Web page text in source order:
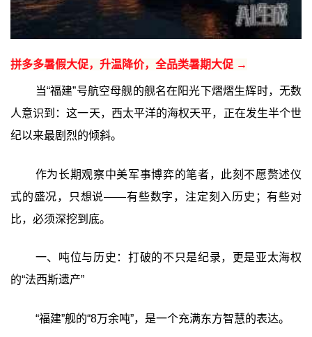
拼多多暑假大促，升温降价，全品类暑期大促 →
当“福建”号航空母舰的舰名在阳光下熠熠生辉时，无数
人意识到：这一天，西太平洋的海权天平，正在发生半个世
纪以来最剧烈的倾斜。
作为长期观察中美军事博弈的笔者，此刻不愿赘述仪
式的盛况，只想说——有些数字，注定刻入历史；有些对
比，必须深挖到底。
一、吨位与历史：打破的不只是纪录，更是亚太海权
的“法西斯遗产”
“福建”舰的“8万余吨”，是一个充满东方智慧的表达。